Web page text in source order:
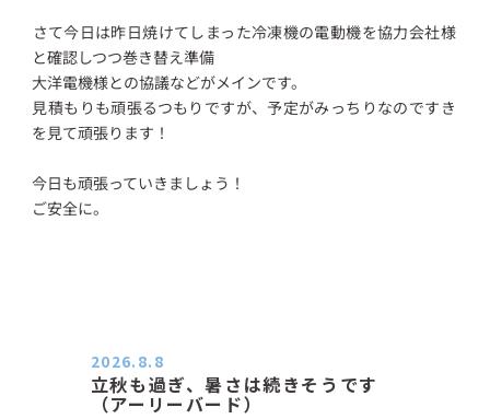
さて今日は昨日焼けてしまった冷凍機の電動機を協力会社様
と確認しつつ巻き替え準備
大洋電機様との協議などがメインです。
見積もりも頑張るつもりですが、予定がみっちりなのですき
を見て頑張ります！
今日も頑張っていきましょう！
ご安全に。
立秋も過ぎ、暑さは続きそうです
（アーリーバード）
2026.8.8